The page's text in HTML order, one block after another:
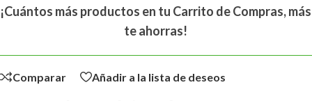
¡Cuántos más productos en tu Carrito de Compras, más
te ahorras!
Comparar Añadir a la lista de deseos